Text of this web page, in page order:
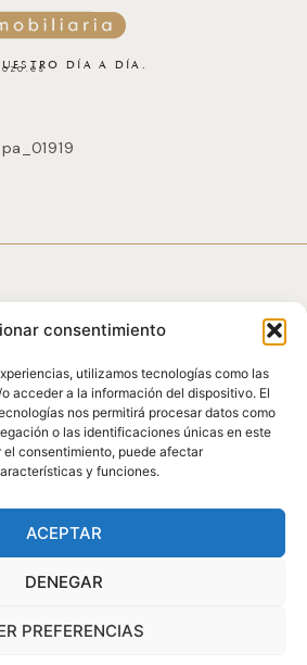
consentimiento
utilizamos tecnologías como las
acceder a la información del dispositivo. El
nos permitirá procesar datos como
o las identificaciones únicas en este
consentimiento, puede afectar
y funciones.
ACEPTAR
DENEGAR
PREFERENCIAS
DÍA A DÍA.
DEL POZO